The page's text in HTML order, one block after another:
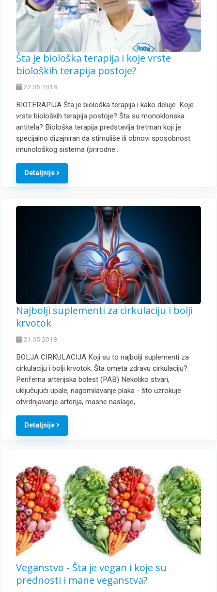
Šta je biološka terapija i koje vrste
bioloških terapija postoje?
22.05.2018.
BIOTERAPIJA Šta je biološka terapija i kako deluje. Koje
vrste bioloških terapija postoje? Šta su monoklonska
antitela? Biološka terapija predstavlja tretman koji je
specijalno dizajniran da stimuliše ili obnovi sposobnost
imunološkog sistema (prirodne…
Detaljnije
Najbolji suplementi za cirkulaciju i bolji
krvotok
21.05.2018.
BOLJA CIRKULACIJA Koji su to najbolji suplementi za
cirkulaciju i bolji krvotok. Šta ometa zdravu cirkulaciju?
Periferna arterijska bolest (PAB) Nekoliko stvari,
uključujući upale, nagomilavanje plaka - što uzrokuje
otvrdnjavanje arterija, masne naslage,…
Detaljnije
Veganstvo - Šta je vegan i koje su
prednosti i mane veganstva?